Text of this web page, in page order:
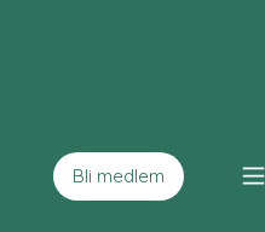
Bli medlem